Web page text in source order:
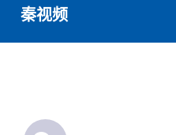
秦视频